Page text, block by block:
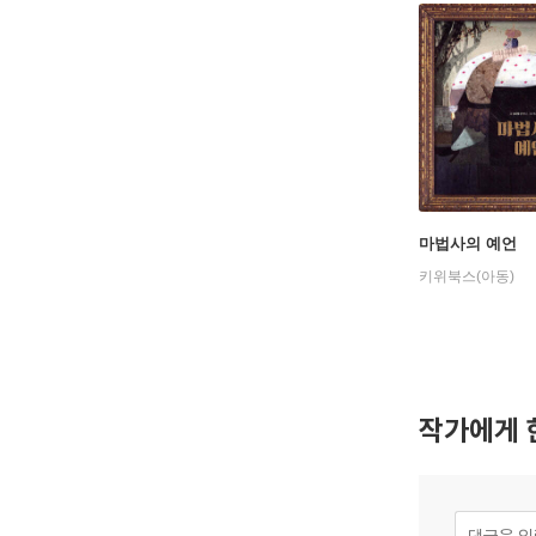
마법사의 예언
키위북스(아동)
작가에게